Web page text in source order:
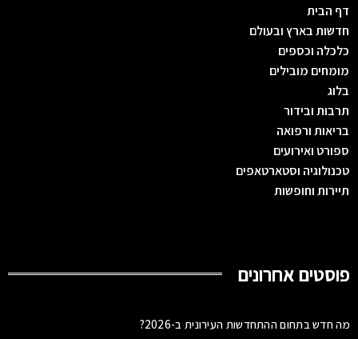
דף הבית
חדשות בארץ ובעולם
כלכלה וכספים
מומחים מובילים
בלוג
תרבות ובידור
בריאות ורפואה
ספורט ואירועים
טכנולוגיה וסטארטאפים
תיירות וחופשות
פוסטים אחרונים
מה חדש בתחום ההתחדשות העירונית ב-2026?